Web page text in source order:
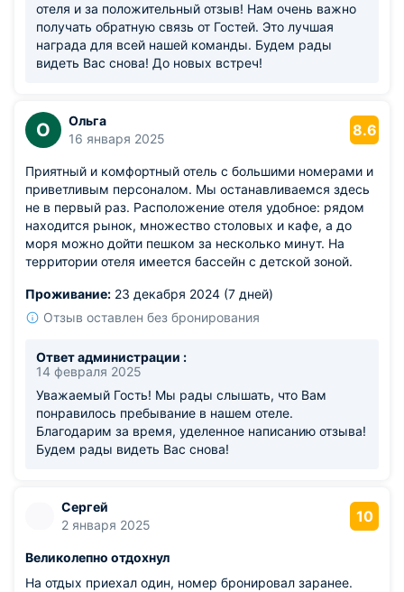
отеля и за положительный отзыв! Нам очень важно
получать обратную связь от Гостей. Это лучшая
награда для всей нашей команды. Будем рады
видеть Вас снова! До новых встреч!
О
Ольга
16 января 2025
8.6
Приятный и комфортный отель с большими номерами и
приветливым персоналом. Мы останавливаемся здесь
не в первый раз. Расположение отеля удобное: рядом
находится рынок, множество столовых и кафе, а до
моря можно дойти пешком за несколько минут. На
территории отеля имеется бассейн с детской зоной.
Проживание: 23 декабря 2024 (7 дней)
Отзыв оставлен без бронирования
Ответ администрации :
14 февраля 2025
Уважаемый Гость! Мы рады слышать, что Вам
понравилось пребывание в нашем отеле.
Благодарим за время, уделенное написанию отзыва!
Будем рады видеть Вас снова!
Сергей
2 января 2025
10
Великолепно отдохнул
На отдых приехал один, номер бронировал заранее.